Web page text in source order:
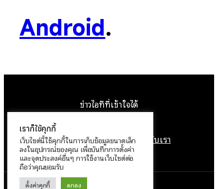
Android.
ข่าวไอทีที่เข้าใจได้
หน้าแรกติดต่อเราลิขสิทธิ์เกี่ยวกับเรา
นโยบายข้อมูลส่วนบุคคล
เราก็ใช้คุกกี้
เว็บไซต์นี้ใช้คุกกี้ในการเก็บข้อมูลขนาดเล็ก
ลงในอุปกรณ์ของคุณ เพื่อบันทึกการตั้งค่า
และจุดประสงค์อื่นๆ การใช้งานเว็บไซต์ต่อ
ถือว่าคุณยอมรับ
ตั้งค่าคุกกี้ ตกลง